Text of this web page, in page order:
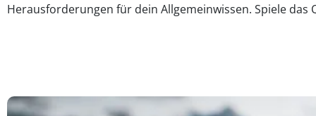
Herausforderungen für dein Allgemeinwissen. Spiele